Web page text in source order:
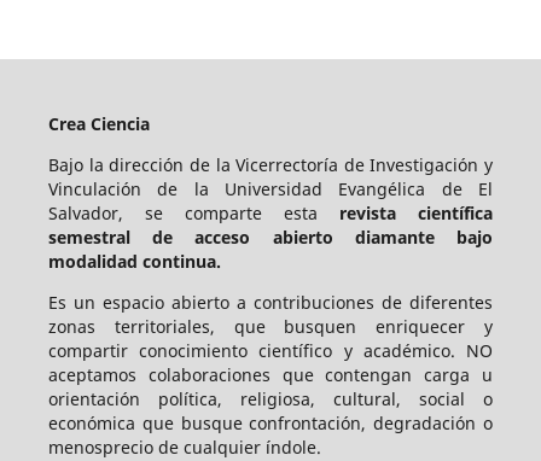
Crea Ciencia
Bajo la dirección de la Vicerrectoría de Investigación y
Vinculación de la Universidad Evangélica de El
Salvador, se comparte esta revista científica
semestral de acceso abierto diamante bajo
modalidad continua.
Es un espacio abierto a contribuciones de diferentes
zonas territoriales, que busquen enriquecer y
compartir conocimiento científico y académico. NO
aceptamos colaboraciones que contengan carga u
orientación política, religiosa, cultural, social o
económica que busque confrontación, degradación o
menosprecio de cualquier índole.